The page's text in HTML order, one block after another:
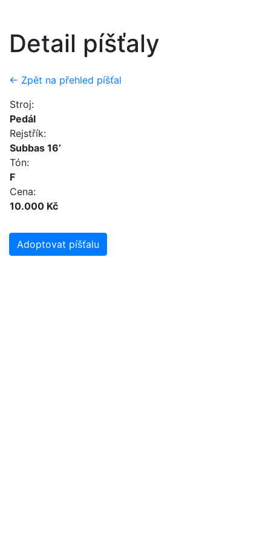
Detail píšťaly
← Zpět na přehled píšťal
Stroj:
Pedál
Rejstřík:
Subbas 16’
Tón:
F
Cena:
10.000 Kč
Adoptovat píšťalu